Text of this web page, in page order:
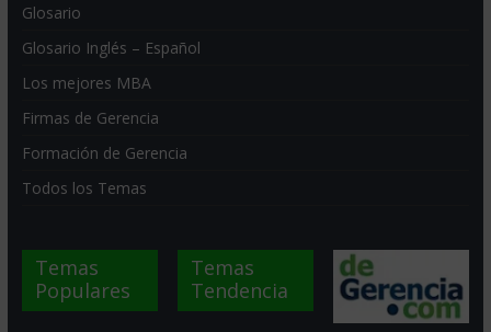
Glosario
Glosario Inglés – Español
Los mejores MBA
Firmas de Gerencia
Formación de Gerencia
Todos los Temas
Temas
Populares
Temas
Tendencia